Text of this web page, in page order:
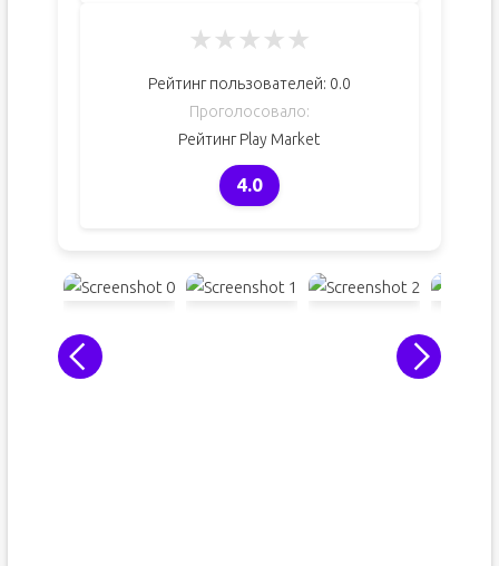
★★★★★
Рейтинг пользователей: 0.0
Проголосовало:
Рейтинг Play Market
4.0